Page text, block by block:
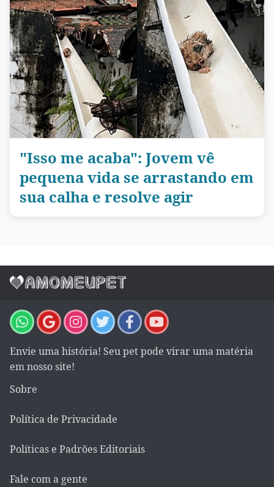
"Isso me acaba": Jovem vê
pequena vida se arrastando em
sua calha e resolve agir
Envie uma história! Seu pet pode virar uma matéria
em nosso site!
Sobre
Política de Privacidade
Políticas e Padrões Editoriais
Fale com a gente